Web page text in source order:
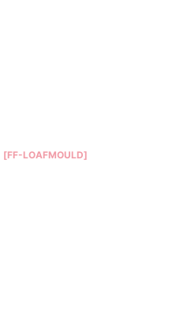
[FF-LOAFMOULD]